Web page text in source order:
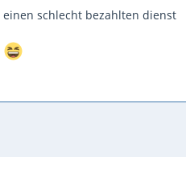
schlecht bezahlten dienst